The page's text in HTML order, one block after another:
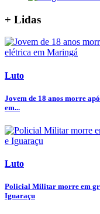
+ Lidas
Luto
Jovem de 18 anos morre
em...
Luto
Policial Militar morre em
Iguaraçu